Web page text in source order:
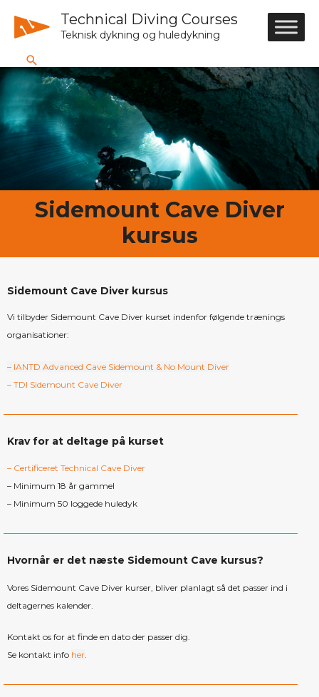
Technical Diving Courses
Teknisk dykning og huledykning
Sidemount Cave Diver
kursus
Sidemount Cave Diver kursus
Vi tilbyder Sidemount Cave Diver kurset indenfor følgende trænings
organisationer:
– IANTD Advanced Cave Sidemount & No Mount Diver
– TDI Sidemount Cave Diver
Krav for at deltage på kurset
– Certificeret Technical Cave Diver
– Minimum 18 år gammel
– Minimum 50 loggede huledyk
Hvornår er det næste Sidemount Cave kursus?
Vores Sidemount Cave Diver kurser, bliver planlagt så det passer ind i
deltagernes kalender.
Kontakt os for at finde en dato der passer dig.
Se kontakt info her